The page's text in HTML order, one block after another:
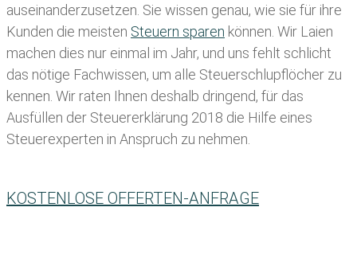
auseinanderzusetzen. Sie wissen genau, wie sie für ihre
Kunden die meisten Steuern sparen können. Wir Laien
machen dies nur einmal im Jahr, und uns fehlt schlicht
das nötige Fachwissen, um alle Steuerschlupflöcher zu
kennen. Wir raten Ihnen deshalb dringend, für das
Ausfüllen der Steuererklärung 2018 die Hilfe eines
Steuerexperten in Anspruch zu nehmen.
KOSTENLOSE OFFERTEN-ANFRAGE